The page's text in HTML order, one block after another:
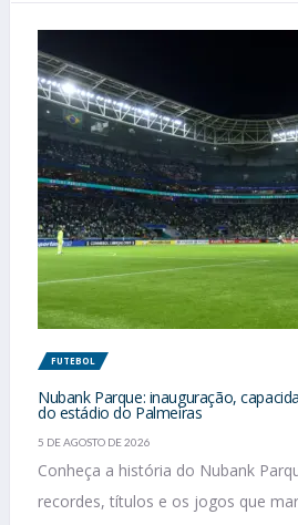
FUTEBOL
Nubank Parque: inauguração,
do estádio do Palmeiras
5 DE AGOSTO DE 2026
Conheça a história do Nubank
recordes, títulos e os jogos que